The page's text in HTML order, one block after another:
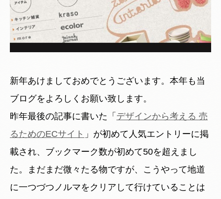
新年あけましておめでとうございます。本年も当
ブログをよろしくお願い致します。
昨年最後の記事に書いた「 デザインから考える 売
るためのECサイト 」が初めて人気エントリーに掲
載され、ブックマーク数が初めて50を超えまし
た。まだまだ微々たる物ですが、こうやって地道
に一つづつノルマをクリアして行けていることは